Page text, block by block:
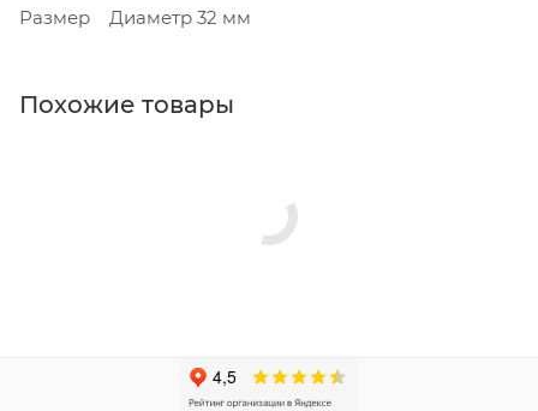
Размер Диаметр 32 мм
Похожие товары